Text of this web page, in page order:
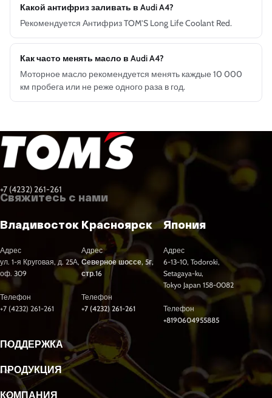
Какой антифриз заливать в Audi A4?
Рекомендуется Антифриз TOM’S Long Life Coolant Red.
Как часто менять масло в Audi A4?
Моторное масло рекомендуется менять каждые 10 000
км пробега или не реже одного раза в год.
+7 (4232) 261-261
Свяжитесь с нами
Владивосток
Адрес
ул. 1-я Круговая, д. 25А,
оф. 309
Телефон
+7 (4232) 261-261
Красноярск
Адрес
Северное шоссе, 5г,
стр.16
Телефон
+7 (4232) 261-261
Япония
Адрес
6-13-10, Todoroki,
Setagaya-ku,
Tokyo Japan 158-0082
Телефон
+8190604955885
ПОДДЕРЖКА
ПРОДУКЦИЯ
КОМПАНИЯ